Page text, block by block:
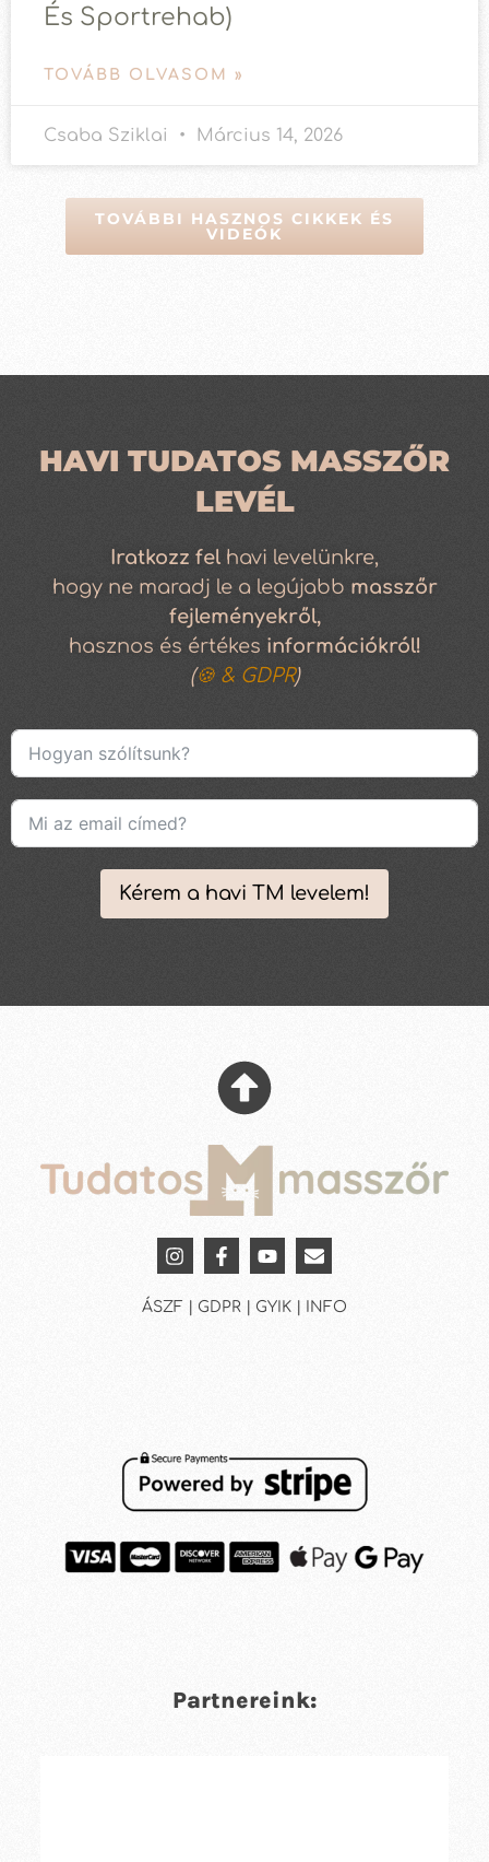
És Sportrehab)
TOVÁBB OLVASOM »
Csaba Sziklai Március 14, 2026
TOVÁBBI HASZNOS CIKKEK ÉS
VIDEÓK
HAVI TUDATOS MASSZŐR
LEVÉL
Iratkozz fel havi levelünkre,
hogy ne maradj le a legújabb masszőr
fejleményekről,
hasznos és értékes információkról!
(🍪 & GDPR)
Kérem a havi TM levelem!
ÁSZF | GDPR | GYIK | INFO
Partnereink: